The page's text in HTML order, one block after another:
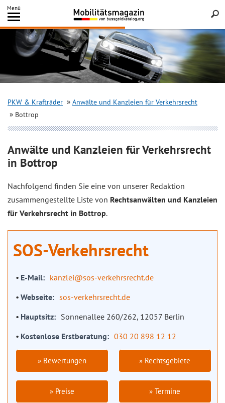
Inhalt
springen
Menü
Search
PKW & Krafträder
Anwälte und Kanzleien für Verkehrsrecht
Bottrop
Anwälte und Kanzleien für Verkehrsrecht
in Bottrop
Nachfolgend finden Sie eine von unserer Redaktion
zusammengestellte Liste von Rechtsanwälten und Kanzleien
für Verkehrsrecht in Bottrop.
SOS-Verkehrsrecht
E-Mail
kanzlei@sos-verkehrsrecht.de
Webseite
sos-verkehrsrecht.de
Hauptsitz
Sonnenallee 260/262, 12057 Berlin
Kostenlose Erstberatung
030 20 898 12 12
» Bewertungen » Rechtsgebiete
» Preise » Termine